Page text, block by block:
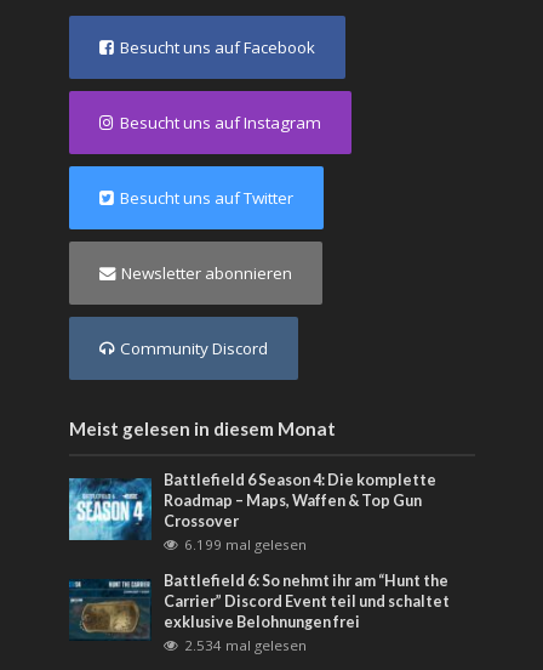
Besucht uns auf Facebook
Besucht uns auf Instagram
Besucht uns auf Twitter
Newsletter abonnieren
Community Discord
Meist gelesen in diesem Monat
Battlefield 6 Season 4: Die komplette
Roadmap – Maps, Waffen & Top Gun
Crossover
6.199 mal gelesen
Battlefield 6: So nehmt ihr am “Hunt the
Carrier” Discord Event teil und schaltet
exklusive Belohnungen frei
2.534 mal gelesen